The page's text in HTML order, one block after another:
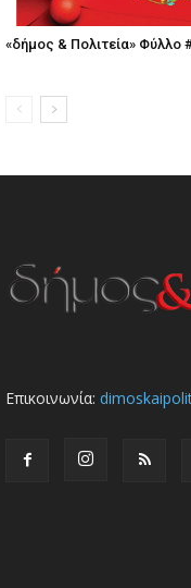
«δήμος & Πολιτεία» Φύλλο
Επικοινωνία: